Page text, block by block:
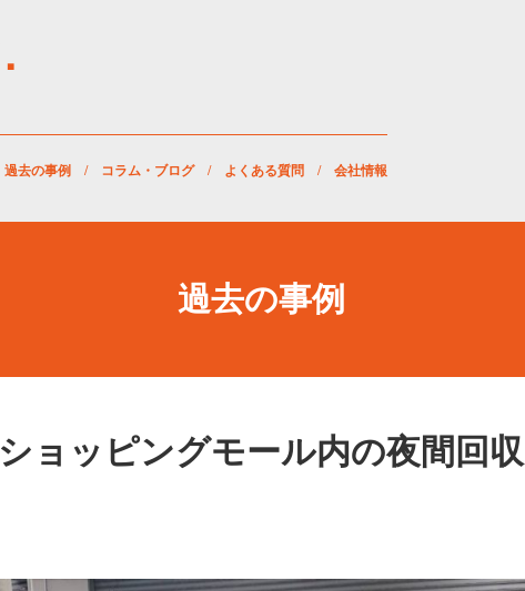
過去の事例 / コラム・ブログ/ よくある質問 / 会社情報
過去の事例
ショッピングモール内の夜間回収